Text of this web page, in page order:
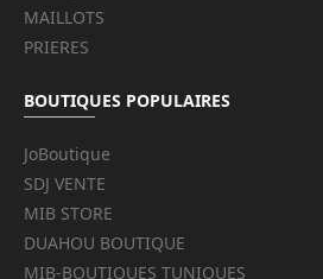
MAILLOTS
PRIERES
BOUTIQUES POPULAIRES
JoBoutique
SDJ VENTE
MIB STORE
DUAHOU BOUTIQUE
MIB-BOUTIQUES TUNIQUES